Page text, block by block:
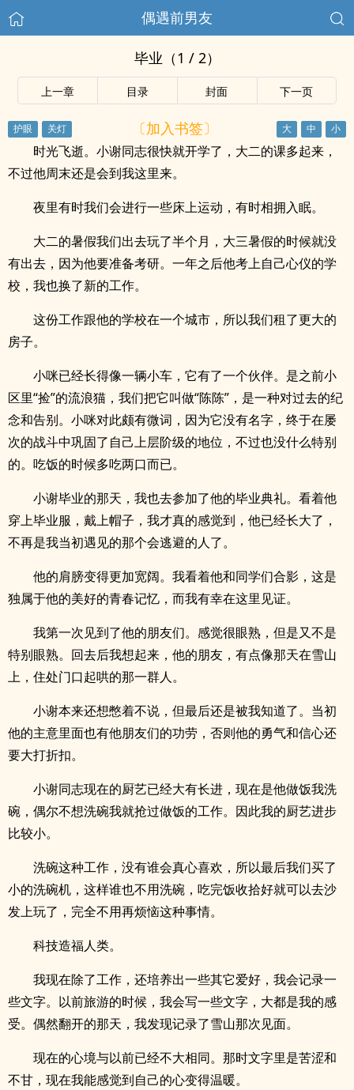
偶遇前男友
毕业（1 / 2）
上一章 目录 封面 下一页
〔加入书签〕
时光飞逝。小谢同志很快就开学了，大二的课多起来，
不过他周末还是会到我这里来。
夜里有时我们会进行一些床上运动，有时相拥入眠。
大二的暑假我们出去玩了半个月，大三暑假的时候就没
有出去，因为他要准备考研。一年之后他考上自己心仪的学
校，我也换了新的工作。
这份工作跟他的学校在一个城市，所以我们租了更大的
房子。
小咪已经长得像一辆小车，它有了一个伙伴。是之前小
区里“捡”的流浪猫，我们把它叫做“陈陈”，是一种对过去的纪
念和告别。小咪对此颇有微词，因为它没有名字，终于在屡
次的战斗中巩固了自己上层阶级的地位，不过也没什么特别
的。吃饭的时候多吃两口而已。
小谢毕业的那天，我也去参加了他的毕业典礼。看着他
穿上毕业服，戴上帽子，我才真的感觉到，他已经长大了，
不再是我当初遇见的那个会逃避的人了。
他的肩膀变得更加宽阔。我看着他和同学们合影，这是
独属于他的美好的青春记忆，而我有幸在这里见证。
我第一次见到了他的朋友们。感觉很眼熟，但是又不是
特别眼熟。回去后我想起来，他的朋友，有点像那天在雪山
上，住处门口起哄的那一群人。
小谢本来还想憋着不说，但最后还是被我知道了。当初
他的主意里面也有他朋友们的功劳，否则他的勇气和信心还
要大打折扣。
小谢同志现在的厨艺已经大有长进，现在是他做饭我洗
碗，偶尔不想洗碗我就抢过做饭的工作。因此我的厨艺进步
比较小。
洗碗这种工作，没有谁会真心喜欢，所以最后我们买了
小的洗碗机，这样谁也不用洗碗，吃完饭收拾好就可以去沙
发上玩了，完全不用再烦恼这种事情。
科技造福人类。
我现在除了工作，还培养出一些其它爱好，我会记录一
些文字。以前旅游的时候，我会写一些文字，大都是我的感
受。偶然翻开的那天，我发现记录了雪山那次见面。
现在的心境与以前已经不大相同。那时文字里是苦涩和
不甘，现在我能感觉到自己的心变得温暖。